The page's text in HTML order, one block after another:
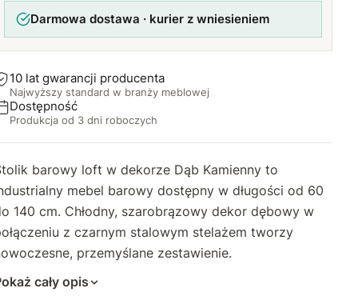
80 cm
90 cm
100 cm +150 zł
105 cm +180 zł
110 cm
115 cm
60 cm
75 cm
85 cm
95 cm +170 zł
100 cm +200 zł
Darmowa dostawa · kurier z wniesieniem
10 lat gwarancji producenta
Najwyższy standard w branży meblowej
Dostępność
Produkcja od 3 dni roboczych
barowy loft w dekorze Dąb Kamienny to
mebel barowy dostępny w długości od 60
140 cm. Chłodny, szarobrązowy dekor dębowy w
z czarnym stalowym stelażem tworzy
przemyślane zestawienie.
cały opis